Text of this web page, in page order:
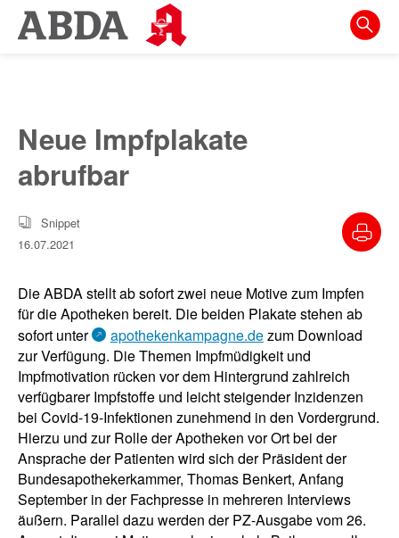
Springe
direkt
zur
Meta-
Navigation
zum
Inhalt
zur
Suche
Neue Impfplakate
abrufbar
Snippet
16.07.2021
Die ABDA stellt ab sofort zwei neue Motive zum Impfen
für die Apotheken bereit. Die beiden Plakate stehen ab
sofort unter
apothekenkampagne.dezum Download
zur Verfügung. Die Themen Impfmüdigkeit und
Impfmotivation rücken vor dem Hintergrund zahlreich
verfügbarer Impfstoffe und leicht steigender Inzidenzen
bei Covid-19-Infektionen zunehmend in den Vordergrund.
Hierzu und zur Rolle der Apotheken vor Ort bei der
Ansprache der Patienten wird sich der Präsident der
Bundesapothekerkammer, Thomas Benkert, Anfang
September in der Fachpresse in mehreren Interviews
äußern. Parallel dazu werden der PZ-Ausgabe vom 26.